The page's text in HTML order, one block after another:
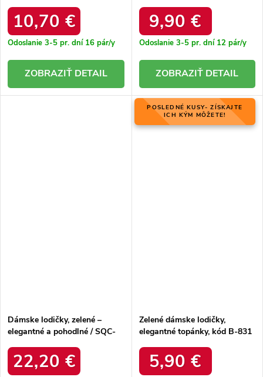
10,70 €
Odoslanie 3-5 pr. dní 16 pár/y
DETAIL
9,90 €
Odoslanie 3-5 pr. dní 12 pár/y
DETAIL
Dámske lodičky, zelené –
elegantné a pohodlné / SQC-
22,20 €
POSLEDNÉ KUSY- ZÍSKAJTE
ICH KÝM MÔŽETE!
Zelené dámske lodičky,
elegantné topánky, kód B-831
5,90 €